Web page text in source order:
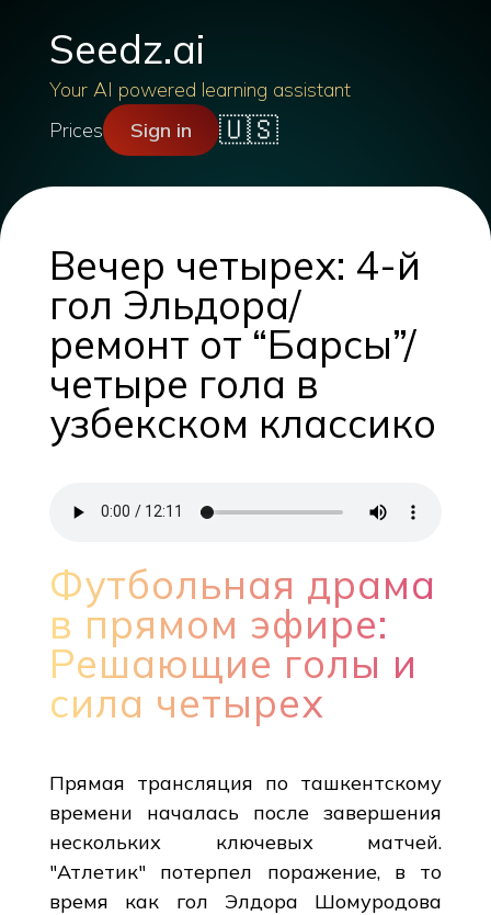
Seedz.ai
Your AI powered learning assistant
Prices
Sign in 🇺🇸
Вечер четырех: 4-й
гол Эльдора/
ремонт от “Барсы”/
четыре гола в
узбекском классико
Футбольная драма
в прямом эфире:
Решающие голы и
сила четырех
Прямая трансляция по ташкентскому
времени началась после завершения
нескольких ключевых матчей.
"Атлетик" потерпел поражение, в то
время как гол Элдора Шомуродова